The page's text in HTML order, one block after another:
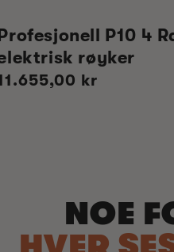
P10 4
røyker
kr
NOE